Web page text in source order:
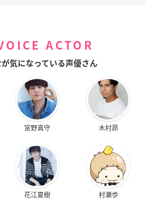
ACTOR
が気になっている声優さん
宮野真守 木村昴
花江夏樹 村瀬歩